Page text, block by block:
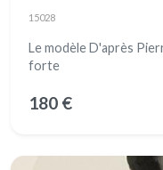
15028
Le modèle D'après
forte
180 €